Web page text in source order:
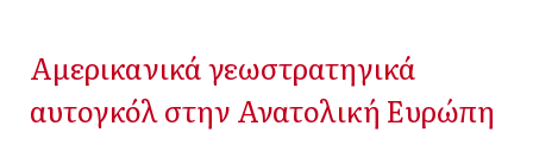
Αμερικανικά γεωστρατηγικά
αυτογκόλ στην Ανατολική Ευρώπη